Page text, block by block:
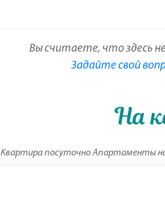
Вы считаете, что здесь
Задайте свой
На
Квартира посуточно Апартаменты на